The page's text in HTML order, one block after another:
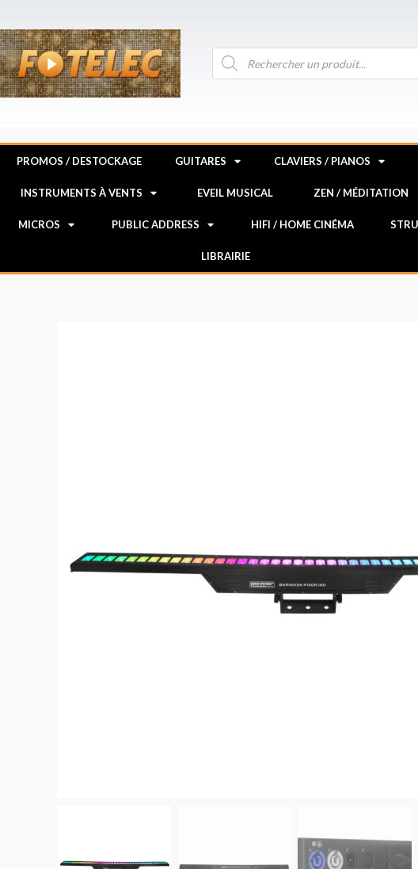
au
contenu
Recherche
de
produits
PROMOS / DESTOCKAGE GUITARES CLAVIERS / PIANOS
INSTRUMENTS À VENTS EVEIL MUSICAL ZEN / MÉDITATION
MICROS PUBLIC ADDRESS HIFI / HOME CINÉMA
LIBRAIRIE